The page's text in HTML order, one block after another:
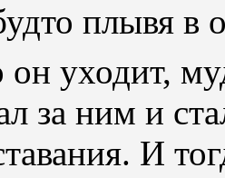
плывя в
он уходит,
за ним и
И